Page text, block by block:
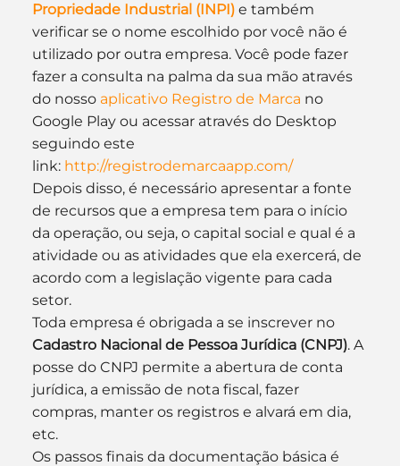
Propriedade Industrial (INPI) e também
verificar se o nome escolhido por você não é
utilizado por outra empresa. Você pode fazer
fazer a consulta na palma da sua mão através
do nosso aplicativo Registro de Marca no
Google Play ou acessar através do Desktop
seguindo este
link: http://registrodemarcaapp.com/
Depois disso, é necessário apresentar a fonte
de recursos que a empresa tem para o início
da operação, ou seja, o capital social e qual é a
atividade ou as atividades que ela exercerá, de
acordo com a legislação vigente para cada
setor.
Toda empresa é obrigada a se inscrever no
Cadastro Nacional de Pessoa Jurídica (CNPJ). A
posse do CNPJ permite a abertura de conta
jurídica, a emissão de nota fiscal, fazer
compras, manter os registros e alvará em dia,
etc.
Os passos finais da documentação básica é